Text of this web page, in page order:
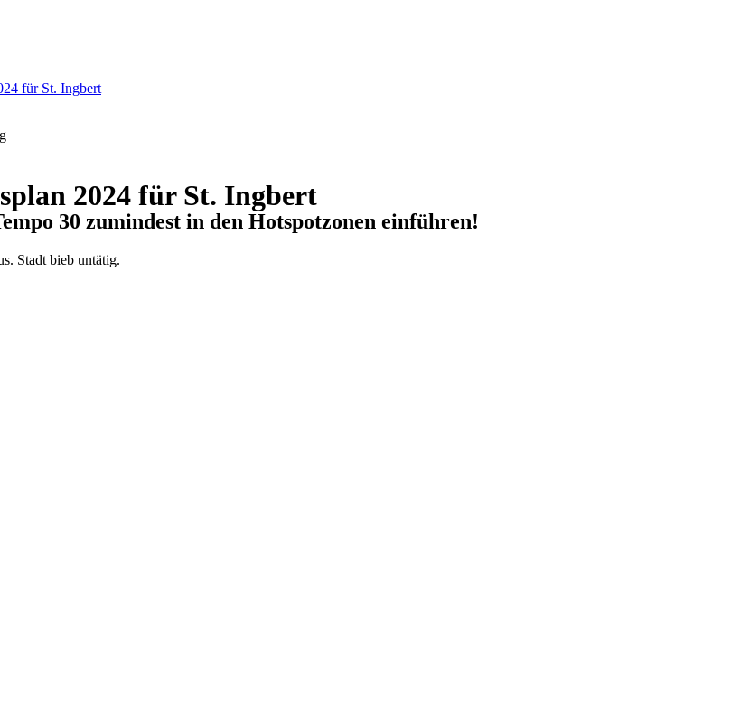
für St. Ingbert
2024 für St. Ingbert
30 zumindest in den Hotspotzonen einführen!
Stadt bieb untätig.